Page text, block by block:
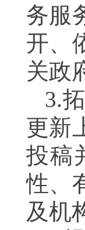
务服
开、
关政
3.
更新
投稿
性、
及机